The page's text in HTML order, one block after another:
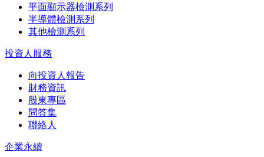
平面顯示器檢測系列
半導體檢測系列
其他檢測系列
投資人服務
向投資人報告
財務資訊
股東專區
問答集
聯絡人
企業永續